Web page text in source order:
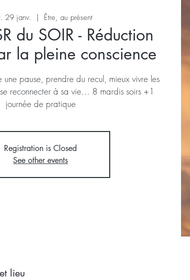
29 janv. Être, au présent
du SOIR - Réduction
la pleine conscience
pause, prendre du recul, mieux vivre les
reconnecter à sa vie… 8 mardis soirs +1
journée de pratique
Registration is Closed
See other events
lieu